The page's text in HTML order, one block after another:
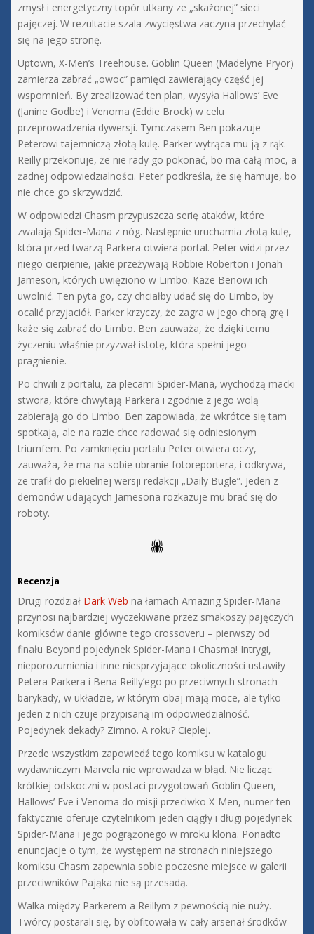
zmysł i energetyczny topór utkany ze „skażonej” sieci
pajęczej. W rezultacie szala zwycięstwa zaczyna przechylać
się na jego stronę.
Uptown, X-Men’s Treehouse. Goblin Queen (Madelyne Pryor)
zamierza zabrać „owoc” pamięci zawierający część jej
wspomnień. By zrealizować ten plan, wysyła Hallows’ Eve
(Janine Godbe) i Venoma (Eddie Brock) w celu
przeprowadzenia dywersji. Tymczasem Ben pokazuje
Peterowi tajemniczą złotą kulę. Parker wytrąca mu ją z rąk.
Reilly przekonuje, że nie rady go pokonać, bo ma całą moc, a
żadnej odpowiedzialności. Peter podkreśla, że się hamuje, bo
nie chce go skrzywdzić.
W odpowiedzi Chasm przypuszcza serię ataków, które
zwalają Spider-Mana z nóg. Następnie uruchamia złotą kulę,
która przed twarzą Parkera otwiera portal. Peter widzi przez
niego cierpienie, jakie przeżywają Robbie Roberton i Jonah
Jameson, których uwięziono w Limbo. Każe Benowi ich
uwolnić. Ten pyta go, czy chciałby udać się do Limbo, by
ocalić przyjaciół. Parker krzyczy, że zagra w jego chorą grę i
każe się zabrać do Limbo. Ben zauważa, że dzięki temu
życzeniu właśnie przyzwał istotę, która spełni jego
pragnienie.
Po chwili z portalu, za plecami Spider-Mana, wychodzą macki
stwora, które chwytają Parkera i zgodnie z jego wolą
zabierają go do Limbo. Ben zapowiada, że wkrótce się tam
spotkają, ale na razie chce radować się odniesionym
triumfem. Po zamknięciu portalu Peter otwiera oczy,
zauważa, że ma na sobie ubranie fotoreportera, i odkrywa,
że trafił do piekielnej wersji redakcji „Daily Bugle”. Jeden z
demonów udających Jamesona rozkazuje mu brać się do
roboty.
Recenzja
Drugi rozdział Dark Web na łamach Amazing Spider-Mana
przynosi najbardziej wyczekiwane przez smakoszy pajęczych
komiksów danie główne tego crossoveru – pierwszy od
finału Beyond pojedynek Spider-Mana i Chasma! Intrygi,
nieporozumienia i inne niesprzyjające okoliczności ustawiły
Petera Parkera i Bena Reilly’ego po przeciwnych stronach
barykady, w układzie, w którym obaj mają moce, ale tylko
jeden z nich czuje przypisaną im odpowiedzialność.
Pojedynek dekady? Zimno. A roku? Cieplej.
Przede wszystkim zapowiedź tego komiksu w katalogu
wydawniczym Marvela nie wprowadza w błąd. Nie licząc
krótkiej odskoczni w postaci przygotowań Goblin Queen,
Hallows’ Eve i Venoma do misji przeciwko X-Men, numer ten
faktycznie oferuje czytelnikom jeden ciągły i długi pojedynek
Spider-Mana i jego pogrążonego w mroku klona. Ponadto
enuncjacje o tym, że występem na stronach niniejszego
komiksu Chasm zapewnia sobie poczesne miejsce w galerii
przeciwników Pająka nie są przesadą.
Walka między Parkerem a Reillym z pewnością nie nuży.
Twórcy postarali się, by obfitowała w cały arsenał środków